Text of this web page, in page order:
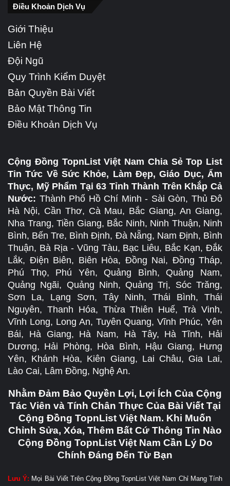
Điều Khoản Dịch Vụ
Giới Thiệu
Liên Hệ
Đội Ngũ
Quy Trình Kiểm Duyệt
Bản Quyền Bài Viết
Bảo Mật Thông Tin
Điều Khoản Dịch Vụ
Cộng Đồng TopnList Việt Nam Chia Sẻ Top List
Tin Tức Về Sức Khỏe, Làm Đẹp, Giáo Dục, Ẩm
Thực, Mỹ Phẩm Tại 63 Tỉnh Thành Trên Khắp Cả
Nước: Thành Phố Hồ Chí Minh - Sài Gòn, Thủ Đô
Hà Nội, Cần Thơ, Cà Mau, Bắc Giang, An Giang,
Nha Trang, Tiền Giang, Bắc Ninh, Ninh Thuận, Ninh
Bình, Bến Tre, Bình Định, Đà Nẵng, Nam Định, Bình
Thuận, Bà Rịa - Vũng Tàu, Bạc Liêu, Bắc Kạn, Đắk
Lắk, Điện Biên, Biên Hòa, Đồng Nai, Đồng Tháp,
Phú Thọ, Phú Yên, Quảng Bình, Quảng Nam,
Quảng Ngãi, Quảng Ninh, Quảng Trị, Sóc Trăng,
Sơn La, Lạng Sơn, Tây Ninh, Thái Bình, Thái
Nguyên, Thanh Hóa, Thừa Thiên Huế, Trà Vinh,
Vĩnh Long, Long An, Tuyên Quang, Vĩnh Phúc, Yên
Bái, Hà Giang, Hà Nam, Hà Tây, Hà Tĩnh, Hải
Dương, Hải Phòng, Hòa Bình, Hậu Giang, Hưng
Yên, Khánh Hòa, Kiên Giang, Lai Châu, Gia Lai,
Lào Cai, Lâm Đồng, Nghệ An.
Nhằm Đảm Bảo Quyền Lợi, Lợi Ích Của Cộng
Tác Viên và Tính Chân Thực Của Bài Viết Tại
Cộng Đồng TopnList Việt Nam. Khi Muốn
Chỉnh Sửa, Xóa, Thêm Bất Cứ Thông Tin Nào
Cộng Đồng TopnList Việt Nam Cần Lý Do
Chính Đáng Đến Từ Bạn
Lưu Ý: Mọi Bài Viết Trên Cộng Đồng TopnList Việt Nam Chỉ Mang Tính